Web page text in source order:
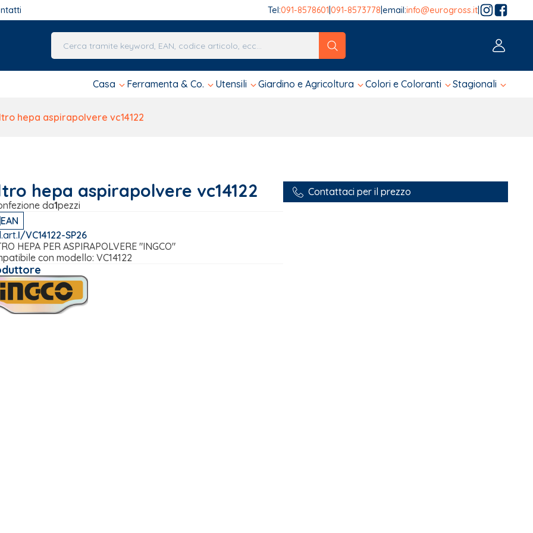
Tel:091-8578601 091-8573778 email:info@eurogross.it
Casa
Ferramenta & Co. Utensili Giardino e Agricoltura Colori e Coloranti Stagionali
hepa aspirapolvere vc14122
hepa aspirapolvere vc14122
da1pezzi
EAN
I/VC14122-SP26
HEPA PER ASPIRAPOLVERE "INGCO"
con modello: VC14122
Contattaci per il prezzo